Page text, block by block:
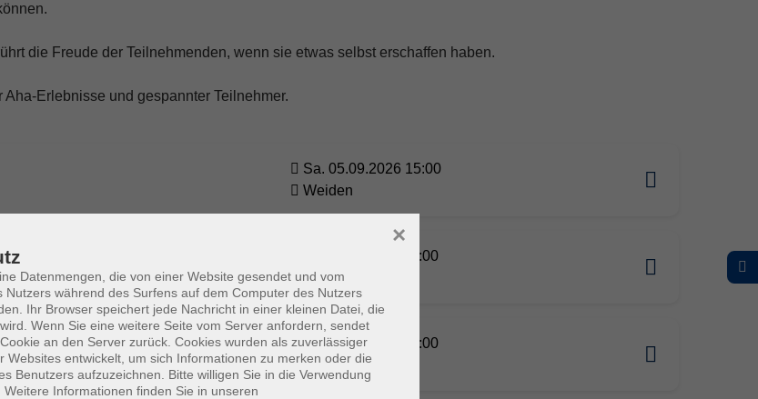
die Freude der Teilnehmenden, wenn sie etwas selbst erschaffen haben.
Aha-Erlebnisse und gespannter Teilnehmer.
Sa. 05.09.2026 15:00
Weiden
Mi. 16.09.2026 17:00
Weiden
Mi. 21.10.2026 17:00
Weiden
Datenmengen, die von einer Website gesendet und vom
Nutzers während des Surfens auf dem Computer des Nutzers
Ihr Browser speichert jede Nachricht in einer kleinen Datei, die
Wenn Sie eine weitere Seite vom Server anfordern, sendet
an den Server zurück. Cookies wurden als zuverlässiger
Websites entwickelt, um sich Informationen zu merken oder die
Benutzers aufzuzeichnen. Bitte willigen Sie in die Verwendung
Weitere Informationen finden Sie in unseren
×